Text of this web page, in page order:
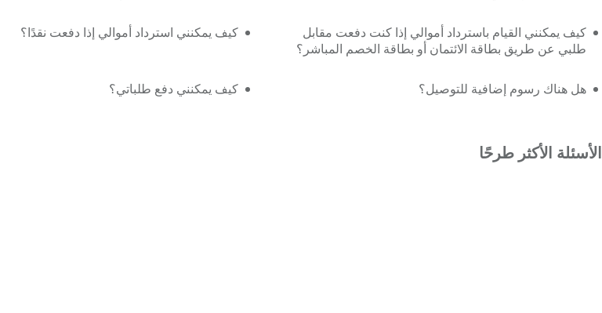
كيف يمكنني القيام باسترداد أموالي إذا كنت دفعت مقابل
طلبي عن طريق بطاقة الائتمان أو بطاقة الخصم المباشر؟
كيف يمكنني استرداد أموالي إذا دفعت نقدًا؟
هل هناك رسوم إضافية للتوصيل؟ كيف يمكنني دفع طلباتي؟
الأسئلة الأكثر طرحًا